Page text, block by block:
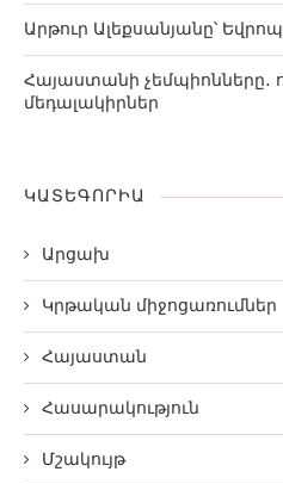
Արթուր Ալեքսանյանը՝
Հայաստանի չեմպիոնները․
մեդալակիրներ
ԿԱՏԵԳՈՐԻԱ
Արցախ
Կրթական միջոցառումներ
Հայաստան
Հասարակություն
Մշակույթ